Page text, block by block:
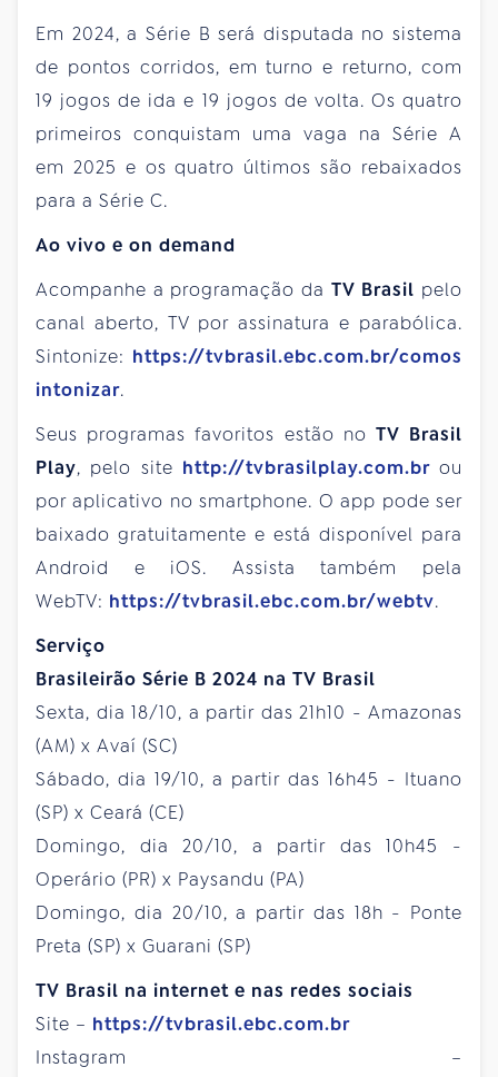
Em 2024, a Série B será disputada no sistema
de pontos corridos, em turno e returno, com
19 jogos de ida e 19 jogos de volta. Os quatro
primeiros conquistam uma vaga na Série A
em 2025 e os quatro últimos são rebaixados
para a Série C.
Ao vivo e on demand
Acompanhe a programação da TV Brasil pelo
canal aberto, TV por assinatura e parabólica.
Sintonize: https://tvbrasil.ebc.com.br/comos
intonizar.
Seus programas favoritos estão no TV Brasil
Play, pelo site http://tvbrasilplay.com.brou
por aplicativo no smartphone. O app pode ser
baixado gratuitamente e está disponível para
Android e iOS. Assista também pela
WebTV: https://tvbrasil.ebc.com.br/webtv.
Serviço
Brasileirão Série B 2024 na TV Brasil
Sexta, dia 18/10, a partir das 21h10 - Amazonas
(AM) x Avaí (SC)
Sábado, dia 19/10, a partir das 16h45 - Ituano
(SP) x Ceará (CE)
Domingo, dia 20/10, a partir das 10h45 -
Operário (PR) x Paysandu (PA)
Domingo, dia 20/10, a partir das 18h - Ponte
Preta (SP) x Guarani (SP)
TV Brasil na internet e nas redes sociais
Site – https://tvbrasil.ebc.com.br
Instagram –